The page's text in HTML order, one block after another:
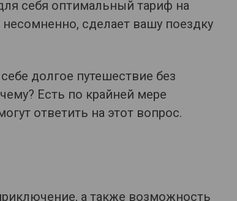
себя оптимальный тариф на
несомненно, сделает вашу поездку
долгое путешествие без
Есть по крайней мере
ответить на этот вопрос.
а также возможность